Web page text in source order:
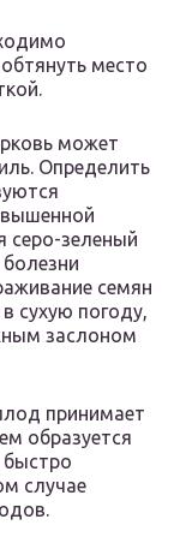
место
может
Определить
серо-зеленый
семян
сухую погоду,
заслоном
принимает
образуется
случае